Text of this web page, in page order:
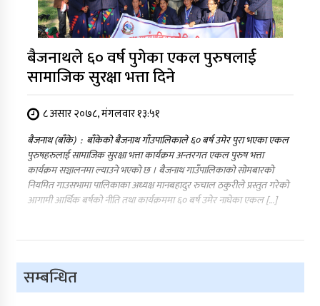
बैजनाथले ६० वर्ष पुगेका एकल पुरुषलाई
सामाजिक सुरक्षा भत्ता दिने
८ असार २०७८, मंगलवार १३:५१
बैजनाथ (बाँके) : बाँकेको बैजनाथ गाँउपालिकाले ६० बर्ष उमेर पुरा भएका एकल
पुरुषहरुलाई सामाजिक सुरक्षा भत्ता कार्यक्रम अन्तरगत एकल पुरुष भत्ता
कार्यक्रम सञ्चालनमा ल्याउने भएको छ । बैजनाथ गाउँपालिकाको सोमबारको
नियमित गाउसभामा पालिकाका अध्यक्ष मानबहादुर रुचाल ठकुरीले प्रस्तुत गरेको
आगामी आर्थिक बर्षको नीति तथा कार्यक्रममा ६० बर्ष उमेर नाघेका एकल […]
सम्बन्धित